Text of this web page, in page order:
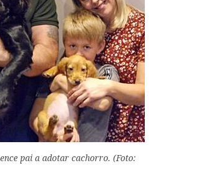
pai a adotar cachorro. (Foto: